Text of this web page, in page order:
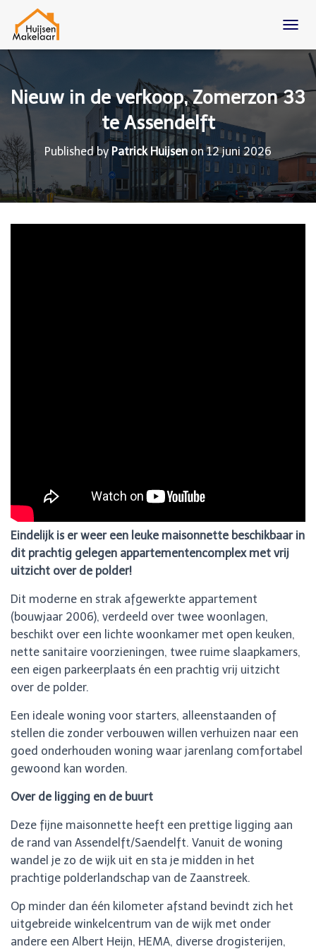
O
L
E
I
A
T
O
Nieuw in de verkoop, Zomerzon 33
te Assendelft
Published by Patrick Huijsenon12 juni 2026
Eindelijk is er weer een leuke maisonnette beschikbaar in
dit prachtig gelegen appartementencomplex met vrij
uitzicht over de polder!
Dit moderne en strak afgewerkte appartement
(bouwjaar 2006), verdeeld over twee woonlagen,
beschikt over een lichte woonkamer met open keuken,
nette sanitaire voorzieningen, twee ruime slaapkamers,
een eigen parkeerplaats én een prachtig vrij uitzicht
over de polder.
Een ideale woning voor starters, alleenstaanden of
stellen die zonder verbouwen willen verhuizen naar een
goed onderhouden woning waar jarenlang comfortabel
gewoond kan worden.
Over de ligging en de buurt
Deze fijne maisonnette heeft een prettige ligging aan
de rand van Assendelft/Saendelft. Vanuit de woning
wandel je zo de wijk uit en sta je midden in het
prachtige polderlandschap van de Zaanstreek.
Op minder dan één kilometer afstand bevindt zich het
uitgebreide winkelcentrum van de wijk met onder
andere een Albert Heijn, HEMA, diverse drogisterijen,